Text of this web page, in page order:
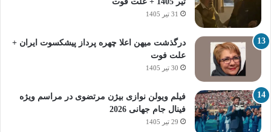
31 تیر 1405
درگذشت میهن اعلا چهره پرداز پیشکسوت ایران +
علت فوت
30 تیر 1405
فیلم ویولن نوازی بیژن مرتضوی در مراسم ویژه
فینال جام جهانی 2026
29 تیر 1405